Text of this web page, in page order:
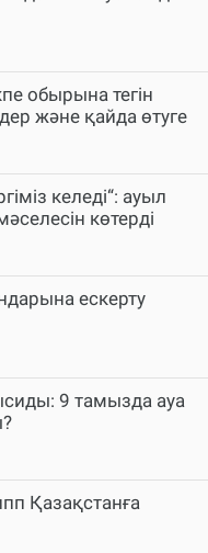
обырына тегін
және қайда өтуге
келеді“: ауыл
көтерді
ескерту
9 тамызда ауа
Қазақстанға